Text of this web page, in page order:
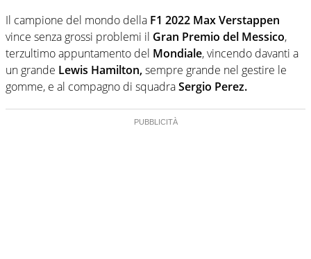
Il campione del mondo della F1 2022 Max Verstappen
vince senza grossi problemi il Gran Premio del Messico,
terzultimo appuntamento del Mondiale, vincendo davanti a
un grande Lewis Hamilton,sempre grande nel gestire le
gomme, e al compagno di squadraSergio Perez.